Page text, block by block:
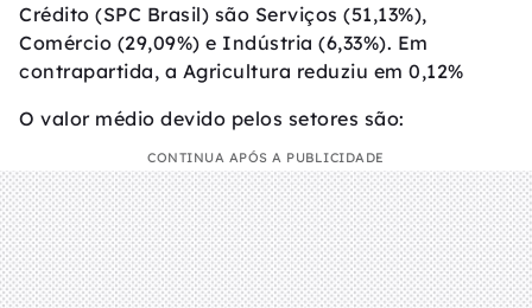
Crédito (SPC Brasil) são Serviços (51,13%),
Comércio (29,09%) e Indústria (6,33%). Em
contrapartida, a Agricultura reduziu em 0,12%
O valor médio devido pelos setores são:
CONTINUA APÓS A PUBLICIDADE